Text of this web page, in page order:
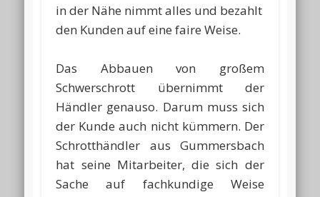
in der Nähe nimmt alles und bezahlt
den Kunden auf eine faire Weise.
Das Abbauen von großem
Schwerschrott übernimmt der
Händler genauso. Darum muss sich
der Kunde auch nicht kümmern. Der
Schrotthändler aus Gummersbach
hat seine Mitarbeiter, die sich der
Sache auf fachkundige Weise